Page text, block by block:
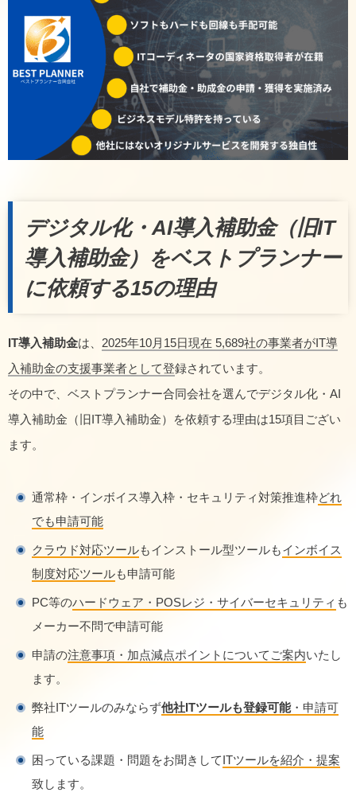
デジタル化・AI導入補助金（旧IT
導入補助金）をベストプランナー
に依頼する15の理由
IT導入補助金は、 2025年10月15日現在 5,689社の事業者がIT導
入補助金の支援事業者として登録されています。
その中で、ベストプランナー合同会社を選んでデジタル化・AI
導入補助金（旧IT導入補助金）を依頼する理由は15項目ござい
ます。
通常枠・インボイス導入枠・セキュリティ対策推進枠どれ
でも申請可能
クラウド対応ツールもインストール型ツールもインボイス
制度対応ツールも申請可能
PC等のハードウェア・POSレジ・サイバーセキュリティ も
メーカー不問で申請可能
申請の注意事項・加点減点ポイントについてご案内いたし
ます。
弊社ITツールのみならず他社ITツールも登録可能・申請可
能
困っている課題・問題をお聞きしてITツールを紹介・提案
致します。